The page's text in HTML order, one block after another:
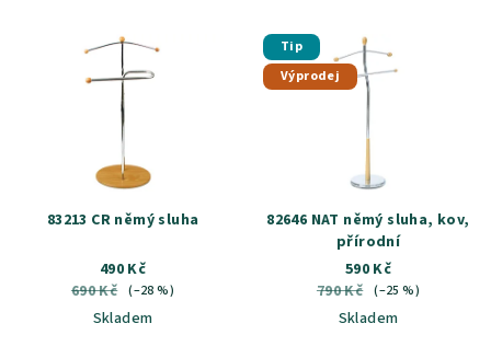
83213 CR němý sluha
490 Kč
690 Kč (–28 %)
Skladem
Tip
Výprodej
82646 NAT němý sluha, kov,
přírodní
590 Kč
790 Kč (–25 %)
Skladem